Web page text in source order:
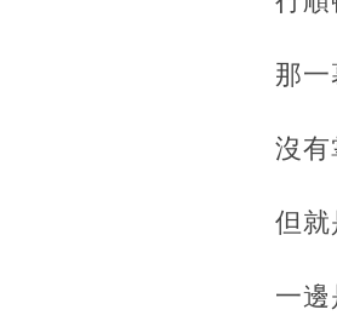
那一
沒有
但就
一